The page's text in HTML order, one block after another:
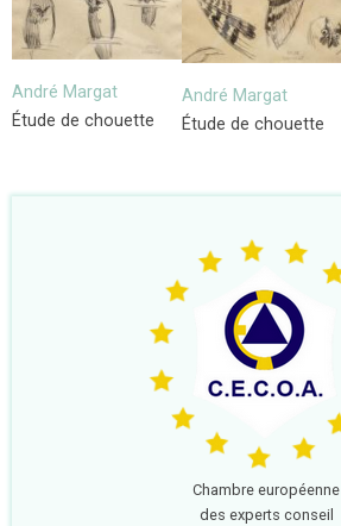
André Margat
Étude de chouette
André Margat
Étude de chouette
Chambre européenne
des experts conseil